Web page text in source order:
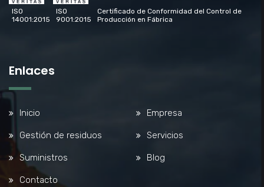
ISO
14001:2015
ISO
9001:2015
Certificado de Conformidad del Control de
Producción en Fábrica
Enlaces
Inicio Empresa
Gestión de residuos Servicios
Suministros Blog
Contacto